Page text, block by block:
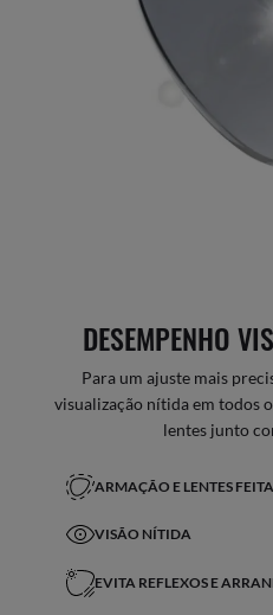
DESEMPENHO
Para um ajuste mais
visualização nítida em todos
lentes junto
ARMAÇÃO E LENTES
VISÃO NÍTIDA
EVITA REFLEXOS E